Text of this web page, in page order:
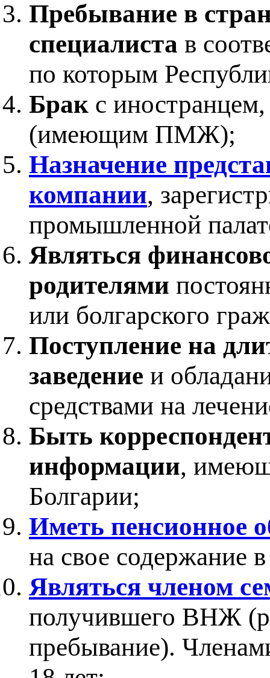
Пребывание в
специалиста в
по которым
Брак с
(имеющим ПМЖ);
Назначение
компании,
промышленной
Являться
родителями
или болгарского
Поступление на
заведение и
средствами на
Быть
информации,
Болгарии;
Иметь пенсионное
на свое содержание
Являться членом
получившего ВНЖ
пребывание).